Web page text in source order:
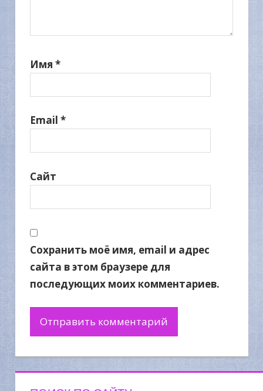
Имя *
Email *
Сайт
Сохранить моё имя, email и адрес
сайта в этом браузере для
последующих моих комментариев.